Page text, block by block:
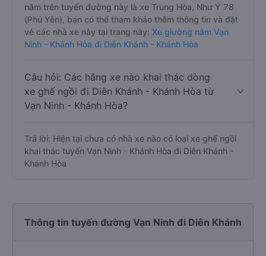
nằm trên tuyến đường này là xe Trung Hòa, Như Ý 78
(Phú Yên), bạn có thể tham khảo thêm thông tin và đặt
vé các nhà xe này tại trang này: Xe giường nằm Vạn
Ninh - Khánh Hòa đi Diên Khánh - Khánh Hòa
Câu hỏi: Các hãng xe nào khai thác dòng
xe ghế ngồi đi Diên Khánh - Khánh Hòa từ
Vạn Ninh - Khánh Hòa?
Trả lời: Hiện tại chưa có nhà xe nào có loại xe ghế ngồi
khai thác tuyến Vạn Ninh - Khánh Hòa đi Diên Khánh -
Khánh Hòa
Thông tin tuyến đường Vạn Ninh đi Diên Khánh